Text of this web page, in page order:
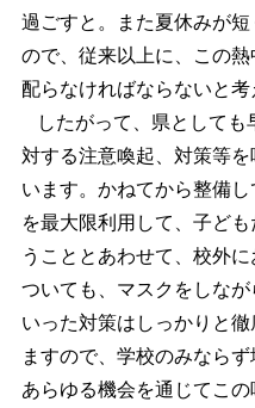
過ごすと。また夏休みが
ので、従来以上に、この
配らなければならないと考
したがって、県として
対する注意喚起、対策等
います。かねてから整備
を最大限利用して、子ど
うこととあわせて、校外
ついても、マスクをしな
いった対策はしっかりと
ますので、学校のみなら
あらゆる機会を通じてこの